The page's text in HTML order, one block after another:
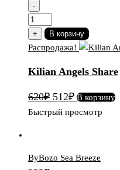
-
Количество
товара
Kilian
Share
+ В корзину
Распродажа!
Kilian Angels Share
620₽ Первоначальная
цена
512₽Текущая
цена:
В корзину
Быстрый просмотр
ByBozo Sea Breeze